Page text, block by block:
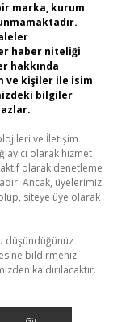
marka, kurum
haber niteliği
hakkında
ve kişiler ile isim
bilgiler
ve İletişim
olarak hizmet
olarak denetleme
Ancak, üyelerimiz
siteye üye olarak
düşündüğünüz
bildirmeniz
kaldırılacaktır.